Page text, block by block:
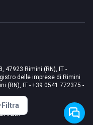
Filtra
47923 Rimini (RN), IT -
delle imprese di Rimini
(RN), IT - +39 0541 772375 -